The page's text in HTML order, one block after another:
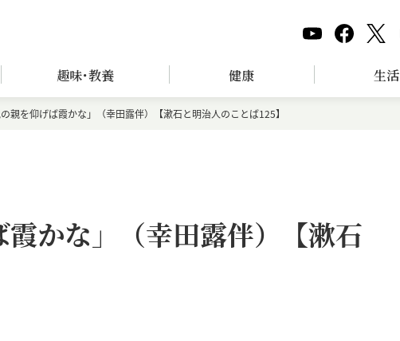
趣味･教養 健康 生活
の親を仰げば霞かな」（幸田露伴）【漱石と明治人のことば125】
霞かな」（幸田露伴）【漱石